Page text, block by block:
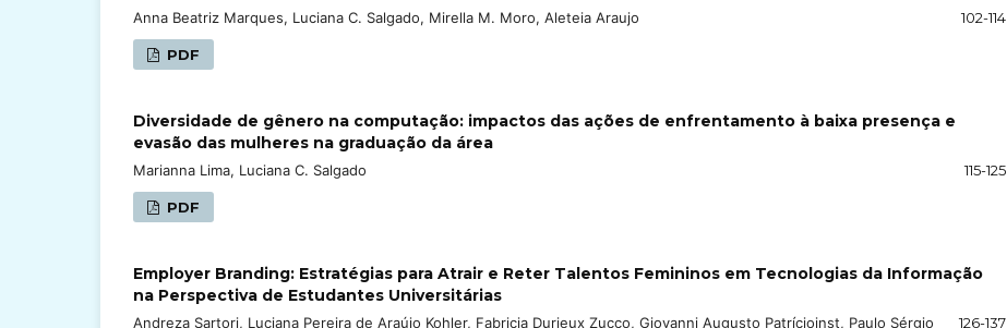
Anna Beatriz Marques, Luciana C. Salgado, Mirella M. Moro, Aleteia Araujo 102-114
PDF
Diversidade de gênero na computação: impactos das ações de enfrentamento à baixa presença e
evasão das mulheres na graduação da área
Marianna Lima, Luciana C. Salgado 115-125
PDF
Employer Branding: Estratégias para Atrair e Reter Talentos Femininos em Tecnologias da Informação
na Perspectiva de Estudantes Universitárias
Andreza Sartori, Luciana Pereira de Araújo Kohler, Fabricia Durieux Zucco, Giovanni Augusto Patrícioinst, Paulo Sérgio
126-137